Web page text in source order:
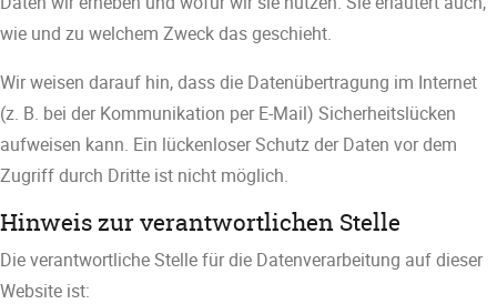
wie und zu welchem Zweck das geschieht.
Wir weisen darauf hin, dass die Datenübertragung im Internet
(z. B. bei der Kommunikation per E-Mail) Sicherheitslücken
aufweisen kann. Ein lückenloser Schutz der Daten vor dem
Zugriff durch Dritte ist nicht möglich.
Hinweis zur verantwortlichen Stelle
Die verantwortliche Stelle für die Datenverarbeitung auf dieser
Website ist: